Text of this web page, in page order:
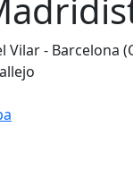
Vilar - Barcelona